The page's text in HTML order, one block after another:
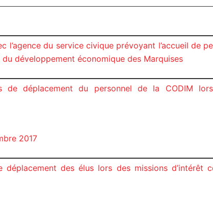
l’agence du service civique prévoyant l’accueil de
du développement économique des Marquises
déplacement du personnel de la CODIM lors
2017
des élus lors des missions d’intérêt